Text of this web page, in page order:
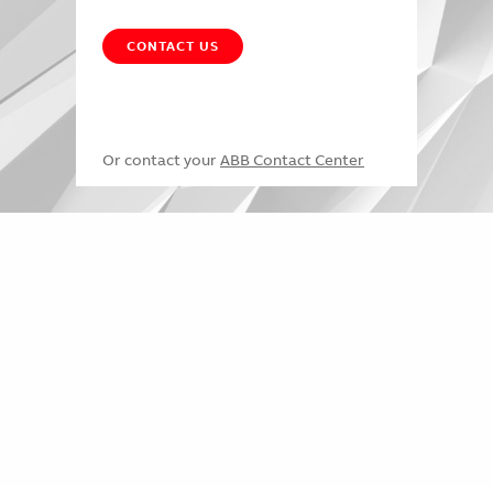
CONTACT US
Or contact your ABB Contact Center